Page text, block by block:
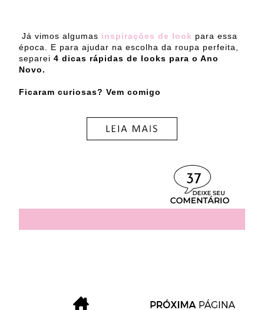
Já vimos algumas inspirações de look para essa
época. E para ajudar na escolha da roupa perfeita,
separei 4 dicas rápidas de looks para o Ano
Novo.
Ficaram curiosas? Vem comigo
37